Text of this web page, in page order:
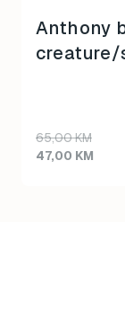
Anthony
65,00KM
Original
price
47,00 KM
Current
price